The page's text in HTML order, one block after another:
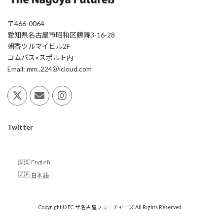
〒466-0064
愛知県名古屋市昭和区鶴舞3-16-28
朝香ツルマイビル2F
コムパス×スポルト内
Email: mm..224＠icloud.com
Twitter
English
日本語
Copyright © FC ザ名古屋フューチャーズ All Rights Reserved.